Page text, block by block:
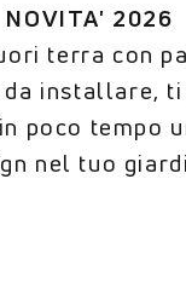
NOVITA' 2026
terra con
installare,
poco tempo
nel tuo